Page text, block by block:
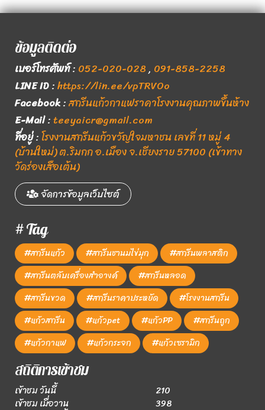
ข้อมูลติดต่อ
เบอร์โทรศัพท์: 052-020-028, 091-858-2258
LINE ID:https://lin.ee/vpTRVOo
Facebook:สกรีนแก้วกาแฟราคาโรงงานคุณภาพขึ้นห้าง
E-Mail:teeyaicr@gmail.com
ที่อยู่:โรงงานสกรีนแก้วขวัญใจมหาชน เลขที่ 11 หมู่ 4
(บ้านใหม่) ต.ริมกก อ.เมือง จ.เชียงราย 57100 (เข้าทาง
วัดร่องเสือเต้น)
จัดการข้อมูลเว็บไซต์
# Tag
#สกรีนแก้ว #สกรีนชานมไข่มุก
#สกรีนพลาสติก
#สกรีนตลับเครื่องสำอางค์
#สกรีนหลอด
#สกรีนขวด
#สกรีนราคาประหยัด
#โรงงานสกรีน
#แก้วสกรีน
#แก้วpet #แก้วPP
#สกรีนถูก
#แก้วกาแฟ
#แก้วกระจก #แก้วเซรามิก
สถิติการเข้าชม
เข้าชม วันนี้
210
เข้าชม เมื่อวาน
398